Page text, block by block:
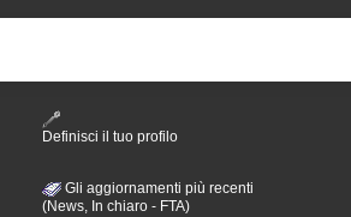
Definisci il tuo profilo
Gli aggiornamenti più recenti
(News, In chiaro - FTA)